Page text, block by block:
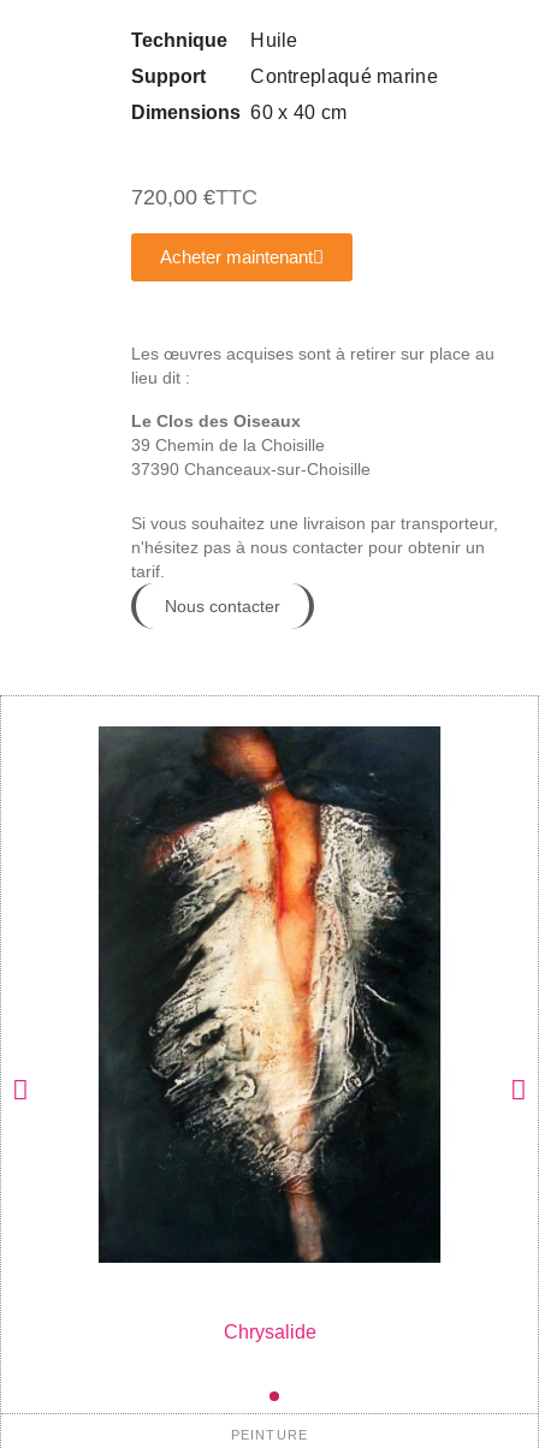
Technique
Huile
Support
Contreplaqué marine
Dimensions 60 x 40 cm
720,00 €TTC
Acheter maintenant
Les œuvres acquises sont à retirer sur place au
lieu dit :
Le Clos des Oiseaux
39 Chemin de la Choisille
37390 Chanceaux-sur-Choisille
Si vous souhaitez une livraison par transporteur,
n'hésitez pas à nous contacter pour obtenir un
tarif.
Nous contacter
Chrysalide
PEINTURE